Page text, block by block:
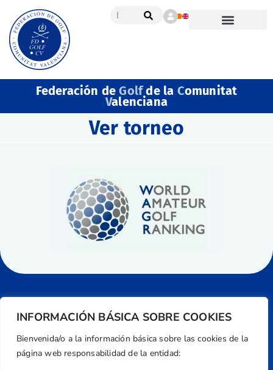
INFORMACIÓN BÁSICA SOBRE COOKIES
Bienvenida/o a la información básica sobre las cookies de la
página web responsabilidad de la entidad:
Federación deGolfde la Comunitat
Valenciana
Ver torneo